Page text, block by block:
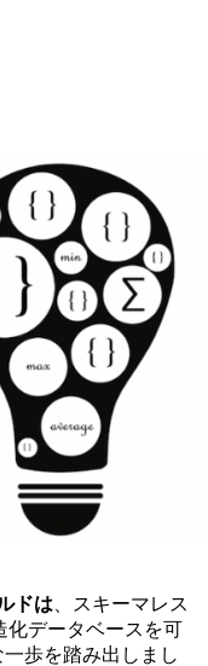
ドは 、スキーマレス
化データベースを可
一歩を踏み出しまし